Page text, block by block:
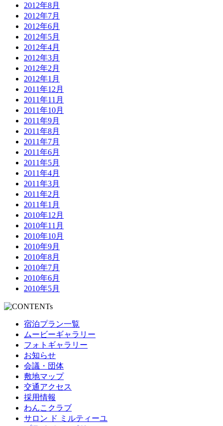
2012年8月
2012年7月
2012年6月
2012年5月
2012年4月
2012年3月
2012年2月
2012年1月
2011年12月
2011年11月
2011年10月
2011年9月
2011年8月
2011年7月
2011年6月
2011年5月
2011年4月
2011年3月
2011年2月
2011年1月
2010年12月
2010年11月
2010年10月
2010年9月
2010年8月
2010年7月
2010年6月
2010年5月
宿泊プラン一覧
ムービーギャラリー
フォトギャラリー
お知らせ
会議・団体
敷地マップ
交通アクセス
採用情報
わんこクラブ
サロン ド ミルティーユ